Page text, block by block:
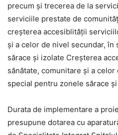
precum și trecerea de la
serviciile prestate de
creșterea accesiblității
și a celor de nivel secundar, în
sărace și izolate Creșterea
sănătate, comunitare și a
special pentru zonele sărace
Durata de implementare a
presupune dotarea cu